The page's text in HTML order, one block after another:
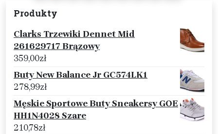
Produkty
Clarks Trzewiki Dennet Mid
261629717 Brązowy
359,00zł
Buty New Balance Jr GC574LK1
278,99zł
Męskie Sportowe Buty Sneakersy GOE
HH1N4028 Szare
210,78zł